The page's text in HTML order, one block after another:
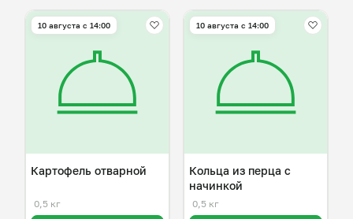
10 августа с 14:00
Картофель отварной
0,5 кг
10 августа с 14:00
Кольца из перца с
начинкой
0,5 кг